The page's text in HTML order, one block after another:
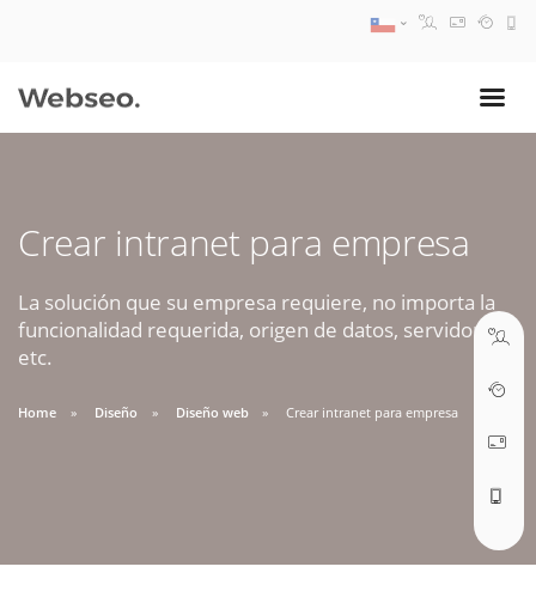
Crear intranet para empresa
La solución que su empresa requiere, no importa la
funcionalidad requerida, origen de datos, servidores,
etc.
Home Diseño Diseño web Crear intranet para empresa
09:30 AM A 18:30 PM
soporte@webseo.cl
ABRIR TICKET